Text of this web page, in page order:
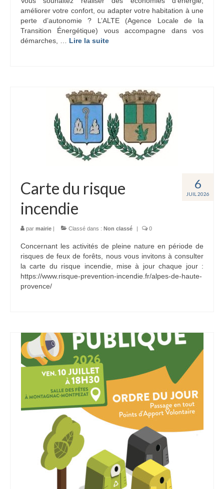
améliorer votre confort, ou adapter votre habitation à une
perte d’autonomie ? L’ALTE (Agence Locale de la
Transition Énergétique) vous accompagne dans vos
démarches, … Lire la suite­­
6
JUIL 2026
Carte du risque
incendie
par mairie | Classé dans : Non classé | 0
Concernant les activités de pleine nature en période de
risques de feux de forêts, nous vous invitons à consulter
la carte du risque incendie, mise à jour chaque jour :
https://www.risque-prevention-incendie.fr/alpes-de-haute-
provence/